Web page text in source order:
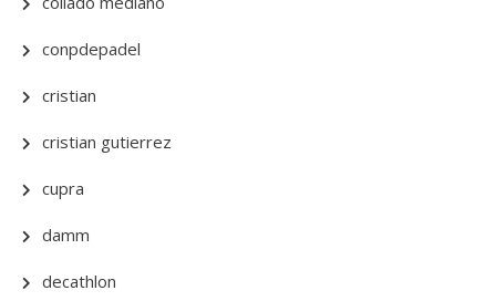
conpdepadel
cristian
cristian gutierrez
cupra
damm
decathlon